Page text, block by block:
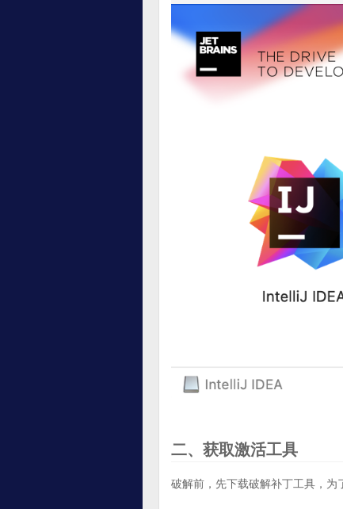
二、获取激活工具
破解前，先下载破解补丁工具，为